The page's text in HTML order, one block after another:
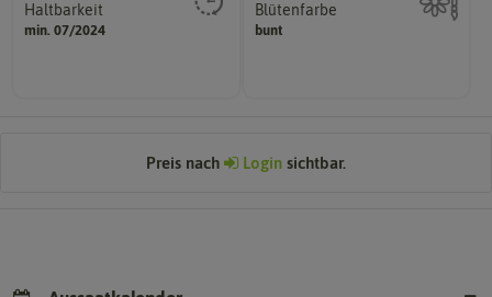
Haltbarkeit
min. 07/2024
und Pflanzgut sehr gut keimen
sollte.
Blütenfarbe
bunt
Kann auch mehrfarbig sein.
Preis nach Login sichtbar.